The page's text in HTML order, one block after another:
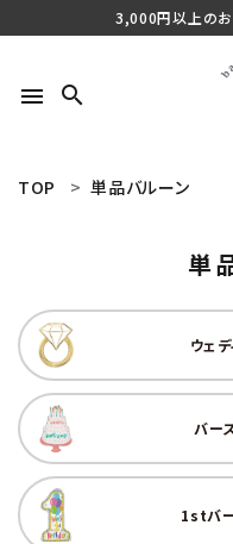
3,000円以上のお
menu search
ご利用シーンから探す
商品タイプから探す
価格から探す
TOP 単品バルーン
単
ウェ
バー
1stバ